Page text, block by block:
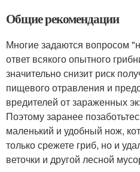
Общие рекомендации
Многие задаются вопросом
ответ всякого опытного
значительно снизит риск
пищевого отравления и
вредителей от зараженных
Поэтому заранее
маленький и удобный нож,
только срежете гриб, но и
веточки и другой лесной